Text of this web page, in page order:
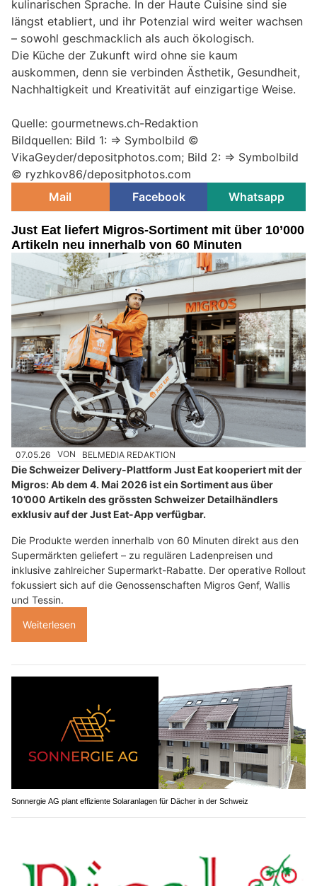
kulinarischen Sprache. In der Haute Cuisine sind sie
längst etabliert, und ihr Potenzial wird weiter wachsen
– sowohl geschmacklich als auch ökologisch.
Die Küche der Zukunft wird ohne sie kaum
auskommen, denn sie verbinden Ästhetik, Gesundheit,
Nachhaltigkeit und Kreativität auf einzigartige Weise.
Quelle: gourmetnews.ch-Redaktion
Bildquellen: Bild 1: => Symbolbild ©
VikaGeyder/depositphotos.com; Bild 2: => Symbolbild
© ryzhkov86/depositphotos.com
Mail
Facebook Whatsapp
Just Eat liefert Migros-Sortiment mit über 10’000
Artikeln neu innerhalb von 60 Minuten
07.05.26 VON BELMEDIA REDAKTION
Die Schweizer Delivery-Plattform Just Eat kooperiert mit der
Migros: Ab dem 4. Mai 2026 ist ein Sortiment aus über
10’000 Artikeln des grössten Schweizer Detailhändlers
exklusiv auf der Just Eat-App verfügbar.
Die Produkte werden innerhalb von 60 Minuten direkt aus den
Supermärkten geliefert – zu regulären Ladenpreisen und
inklusive zahlreicher Supermarkt-Rabatte. Der operative Rollout
fokussiert sich auf die Genossenschaften Migros Genf, Wallis
und Tessin.
Weiterlesen
Sonnergie AG plant effiziente Solaranlagen für Dächer in der Schweiz